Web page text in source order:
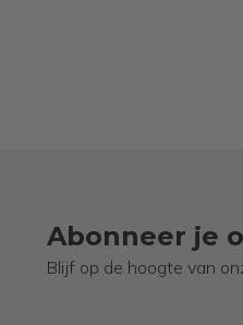
Abonneer je
Blijf op de hoogte van